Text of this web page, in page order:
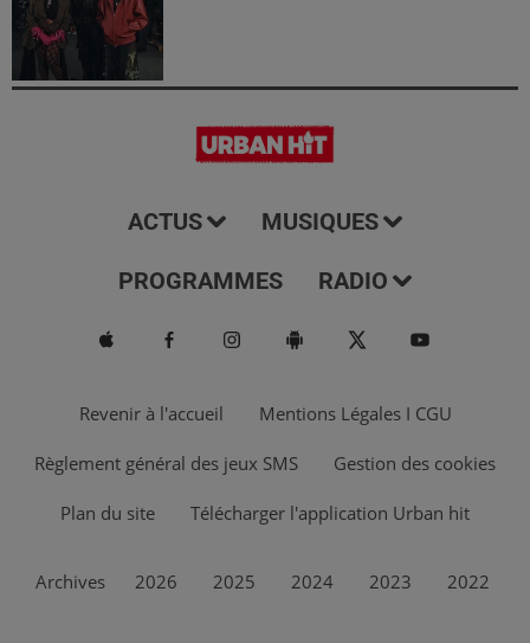
ACTUS MUSIQUES
PROGRAMMES RADIO
Revenir à l'accueil Mentions Légales I CGU
Règlement général des jeux SMS Gestion des cookies
Plan du site Télécharger l'application Urban hit
Archives 2026 2025 2024 2023 2022